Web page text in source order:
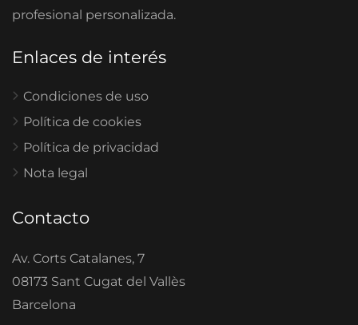
profesional personalizada.
Enlaces de interés
Condiciones de uso
Política de cookies
Política de privacidad
Nota legal
Contacto
Av. Corts Catalanes, 7
08173 Sant Cugat del Vallès
Barcelona